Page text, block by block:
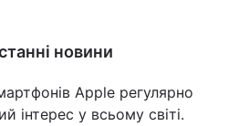
новини
Apple регулярно
інтерес у всьому світі.